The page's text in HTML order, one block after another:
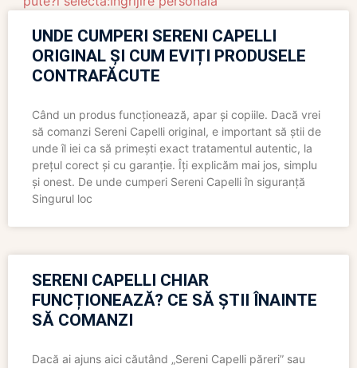
UNDE CUMPERI SERENI CAPELLI
ORIGINAL ȘI CUM EVIȚI PRODUSELE
CONTRAFĂCUTE
Când un produs funcționează, apar și copiile. Dacă vrei
să comanzi Sereni Capelli original, e important să știi de
unde îl iei ca să primești exact tratamentul autentic, la
prețul corect și cu garanție. Îți explicăm mai jos, simplu
și onest. De unde cumperi Sereni Capelli în siguranță
Singurul loc
SERENI CAPELLI CHIAR
FUNCȚIONEAZĂ? CE SĂ ȘTII ÎNAINTE
SĂ COMANZI
Dacă ai ajuns aici căutând „Sereni Capelli păreri” sau